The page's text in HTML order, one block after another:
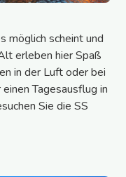
möglich scheint und
erleben hier Spaß
in der Luft oder bei
Tagesausflug in
Sie die SS